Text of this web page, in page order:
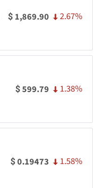
$ 1,869.90 2.67%
$599.79 1.38%
$0.19473 1.58%